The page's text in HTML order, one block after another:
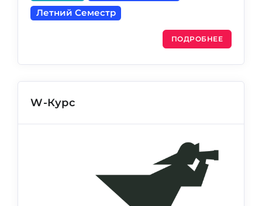
Летний Семестр
ПОДРОБНЕЕ
W-Курс